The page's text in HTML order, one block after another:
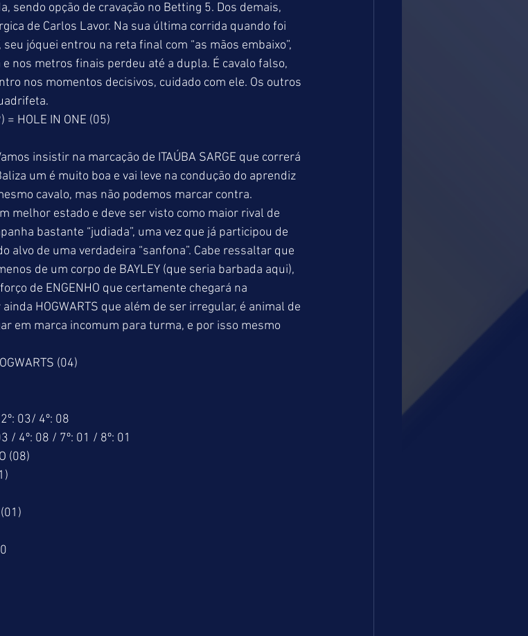
sendo opção de cravação no Betting 5. Dos demais,
de Carlos Lavor. Na sua última corrida quando foi
seu jóquei entrou na reta final com “as mãos embaixo”,
nos metros finais perdeu até a dupla. É cavalo falso,
nos momentos decisivos, cuidado com ele. Os outros
= HOLE IN ONE (05)
insistir na marcação de ITAÚBA SARGE que correrá
um é muito boa e vai leve na condução do aprendiz
cavalo, mas não podemos marcar contra.
melhor estado e deve ser visto como maior rival de
bastante “judiada”, uma vez que já participou de
alvo de uma verdadeira “sanfona”. Cabe ressaltar que
de um corpo de BAYLEY (que seria barbada aqui),
de ENGENHO que certamente chegará na
HOGWARTS que além de ser irregular, é animal de
em marca incomum para turma, e por isso mesmo
(04)
03/ 4º: 08
/ 4º: 08 / 7º: 01 / 8º: 01
(08)